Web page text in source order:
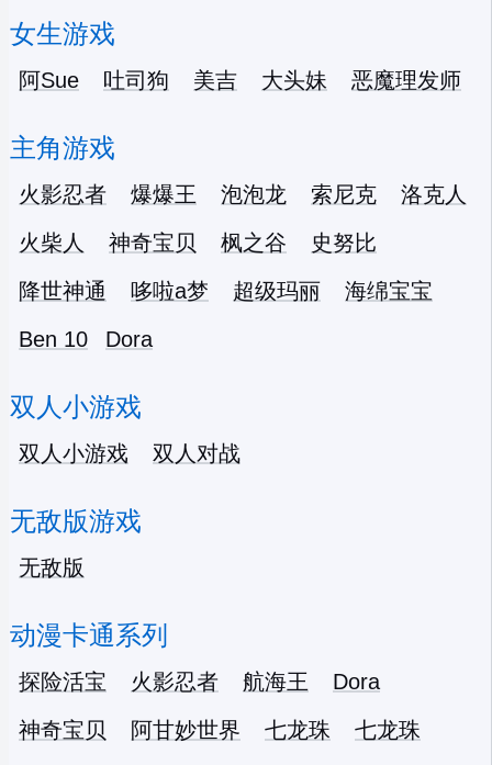
女生游戏
阿Sue 吐司狗 美吉 大头妹 恶魔理发师
主角游戏
火影忍者 爆爆王 泡泡龙 索尼克
洛克人
火柴人
神奇宝贝 枫之谷
史努比
降世神通
哆啦a梦 超级玛丽
海绵宝宝
Ben 10
Dora
双人小游戏
双人小游戏 双人对战
无敌版游戏
无敌版
动漫卡通系列
探险活宝 火影忍者 航海王
Dora
神奇宝贝
阿甘妙世界 七龙珠
七龙珠